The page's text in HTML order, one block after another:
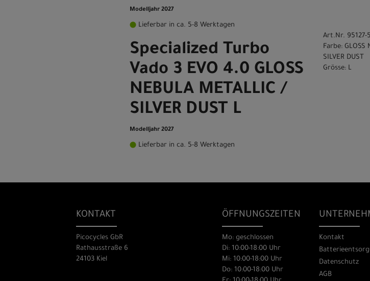
Modelljahr 2027
Lieferbar in ca. 5-8 Werktagen
Specialized Turbo
Vado 3 EVO 4.0 GLOSS
NEBULA METALLIC /
SILVER DUST L
Modelljahr 2027
Lieferbar in ca. 5-8 Werktagen
Art.Nr. 95127-
Farbe: GLOSS
SILVER DUST
Grösse: L
KONTAKT
Picocycles GbR
Rathausstraße 6
24103 Kiel
ÖFFNUNGSZEITEN
Mo: geschlossen
Di: 10:00-18:00 Uhr
Mi: 10:00-18:00 Uhr
Do: 10:00-18:00 Uhr
Kontakt
Datenschutz
AGB